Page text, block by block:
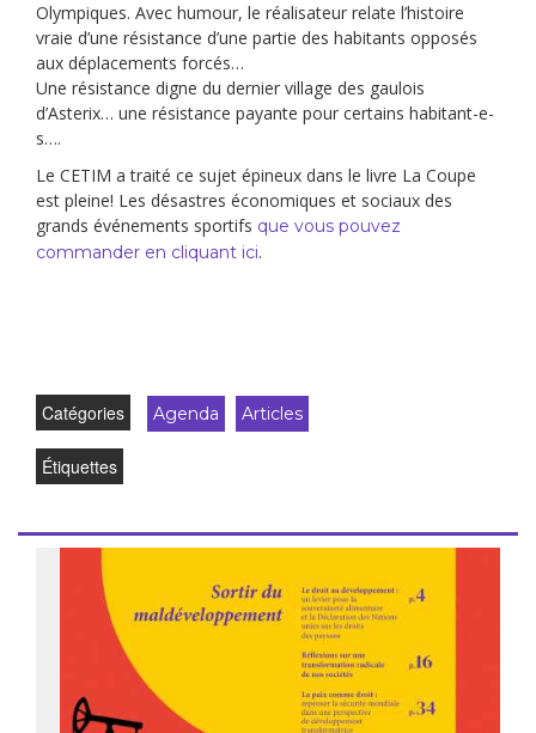
Olympiques. Avec humour, le réalisateur relate l’histoire
vraie d’une résistance d’une partie des habitants opposés
aux déplacements forcés…
Une résistance digne du dernier village des gaulois
d’Asterix… une résistance payante pour certains habitant-e-
s….
Le CETIM a traité ce sujet épineux dans le livre La Coupe
est pleine! Les désastres économiques et sociaux des
grands événements sportifs que vous pouvez
commander en cliquant ici.
Catégories Agenda Articles
Étiquettes